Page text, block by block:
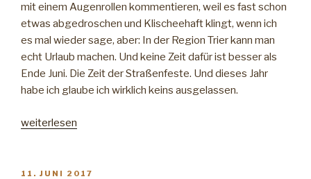
mit einem Augenrollen kommentieren, weil es fast schon
etwas abgedroschen und Klischeehaft klingt, wenn ich
es mal wieder sage, aber: In der Region Trier kann man
echt Urlaub machen. Und keine Zeit dafür ist besser als
Ende Juni. Die Zeit der Straßenfeste. Und dieses Jahr
habe ich glaube ich wirklich keins ausgelassen.
„Highlife
und
weiterlesen
VERÖFFENTLICHT
11. JUNI 2017